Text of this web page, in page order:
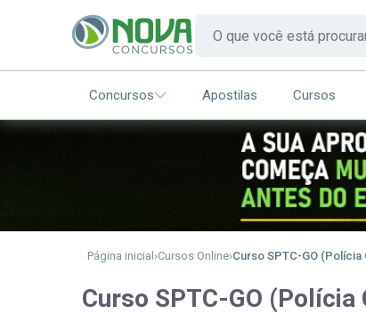
Concursos Apostilas Cursos
Página inicial Cursos Online Curso SPTC-GO
Curso SPTC-GO